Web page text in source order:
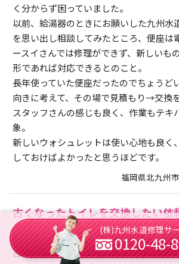
く分からず困っていました。
以前、給湯器のときにお願いした九州水
を思い出し相談してみたところ、便座は
ースイさんでは修理ができず、新しいも
形であれば対応できるとのこと。
長年使っていた便座だったのでちょう
向きに考えて、その場で見積もり→交換
スタッフさんの感じも良く、作業もテキ
象。
新しいウォシュレットは使い心地も良く
しておけばよかったと思うほどです。
福岡県北九州
古くなったトイレを交換したい依
ームリフォーム作業 長崎県諫早
古くなったトイレをそろそろ替えようと
(株)九州水道修理サ
0120-48-